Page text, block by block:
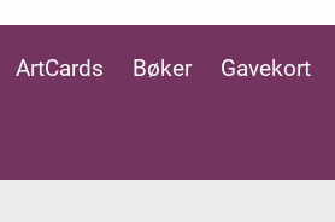
ArtCards Bøker Gavekort